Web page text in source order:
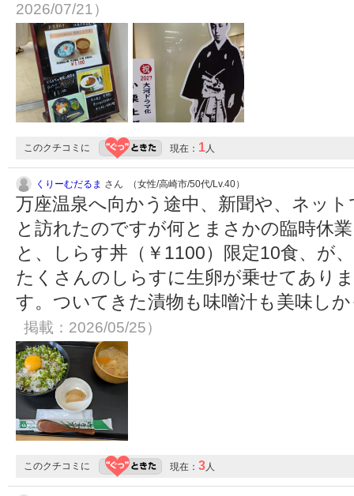
2026/07/21）
このクチコミに 現在： 1人
くりーむだるま さん （女性/高崎市/50代/Lv.40）
万座温泉へ向かう途中、新聞や、ネッ
と訪れたのですが何とまさかの臨時休
と、しらす丼（￥1100）限定10食、が
たくさんのしらすに生卵が乗せてあり
す。ついてきた漬物も味噌汁も美味し
掲載：2026/05/25）
このクチコミに 現在： 3人